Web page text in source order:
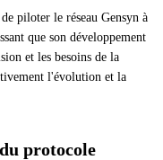
piloter le réseau Gensyn à
que son développement
et les besoins de la
l'évolution et la
protocole